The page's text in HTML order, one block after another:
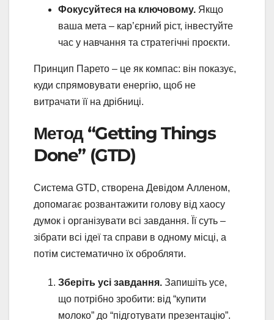
Фокусуйтеся на ключовому. Якщо
ваша мета – кар’єрний ріст, інвестуйте
час у навчання та стратегічні проєкти.
Принцип Парето – це як компас: він показує,
куди спрямовувати енергію, щоб не
витрачати її на дрібниці.
Метод “Getting Things
Done” (GTD)
Система GTD, створена Девідом Алленом,
допомагає розвантажити голову від хаосу
думок і організувати всі завдання. Її суть –
зібрати всі ідеї та справи в одному місці, а
потім систематично їх обробляти.
Зберіть усі завдання. Запишіть усе,
що потрібно зробити: від “купити
молоко” до “підготувати презентацію”.